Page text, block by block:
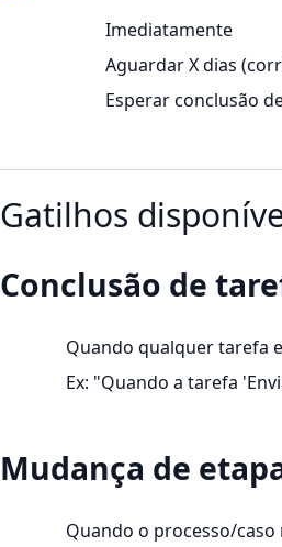
Imediatamente
Aguardar X dias
Esperar conclusão
Gatilhos
Conclusão de
Quando qualquer tarefa
Ex: "Quando a tarefa
Mudança de
Quando o processo/